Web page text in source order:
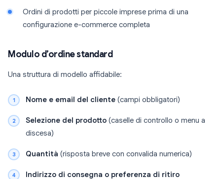
Ordini di prodotti per piccole imprese prima di una
configurazione e-commerce completa
Modulo d’ordine standard
Una struttura di modello affidabile:
Nome e email del cliente (campi obbligatori)
Selezione del prodotto (caselle di controllo o menu a
discesa)
Quantità (risposta breve con convalida numerica)
Indirizzo di consegna o preferenza di ritiro